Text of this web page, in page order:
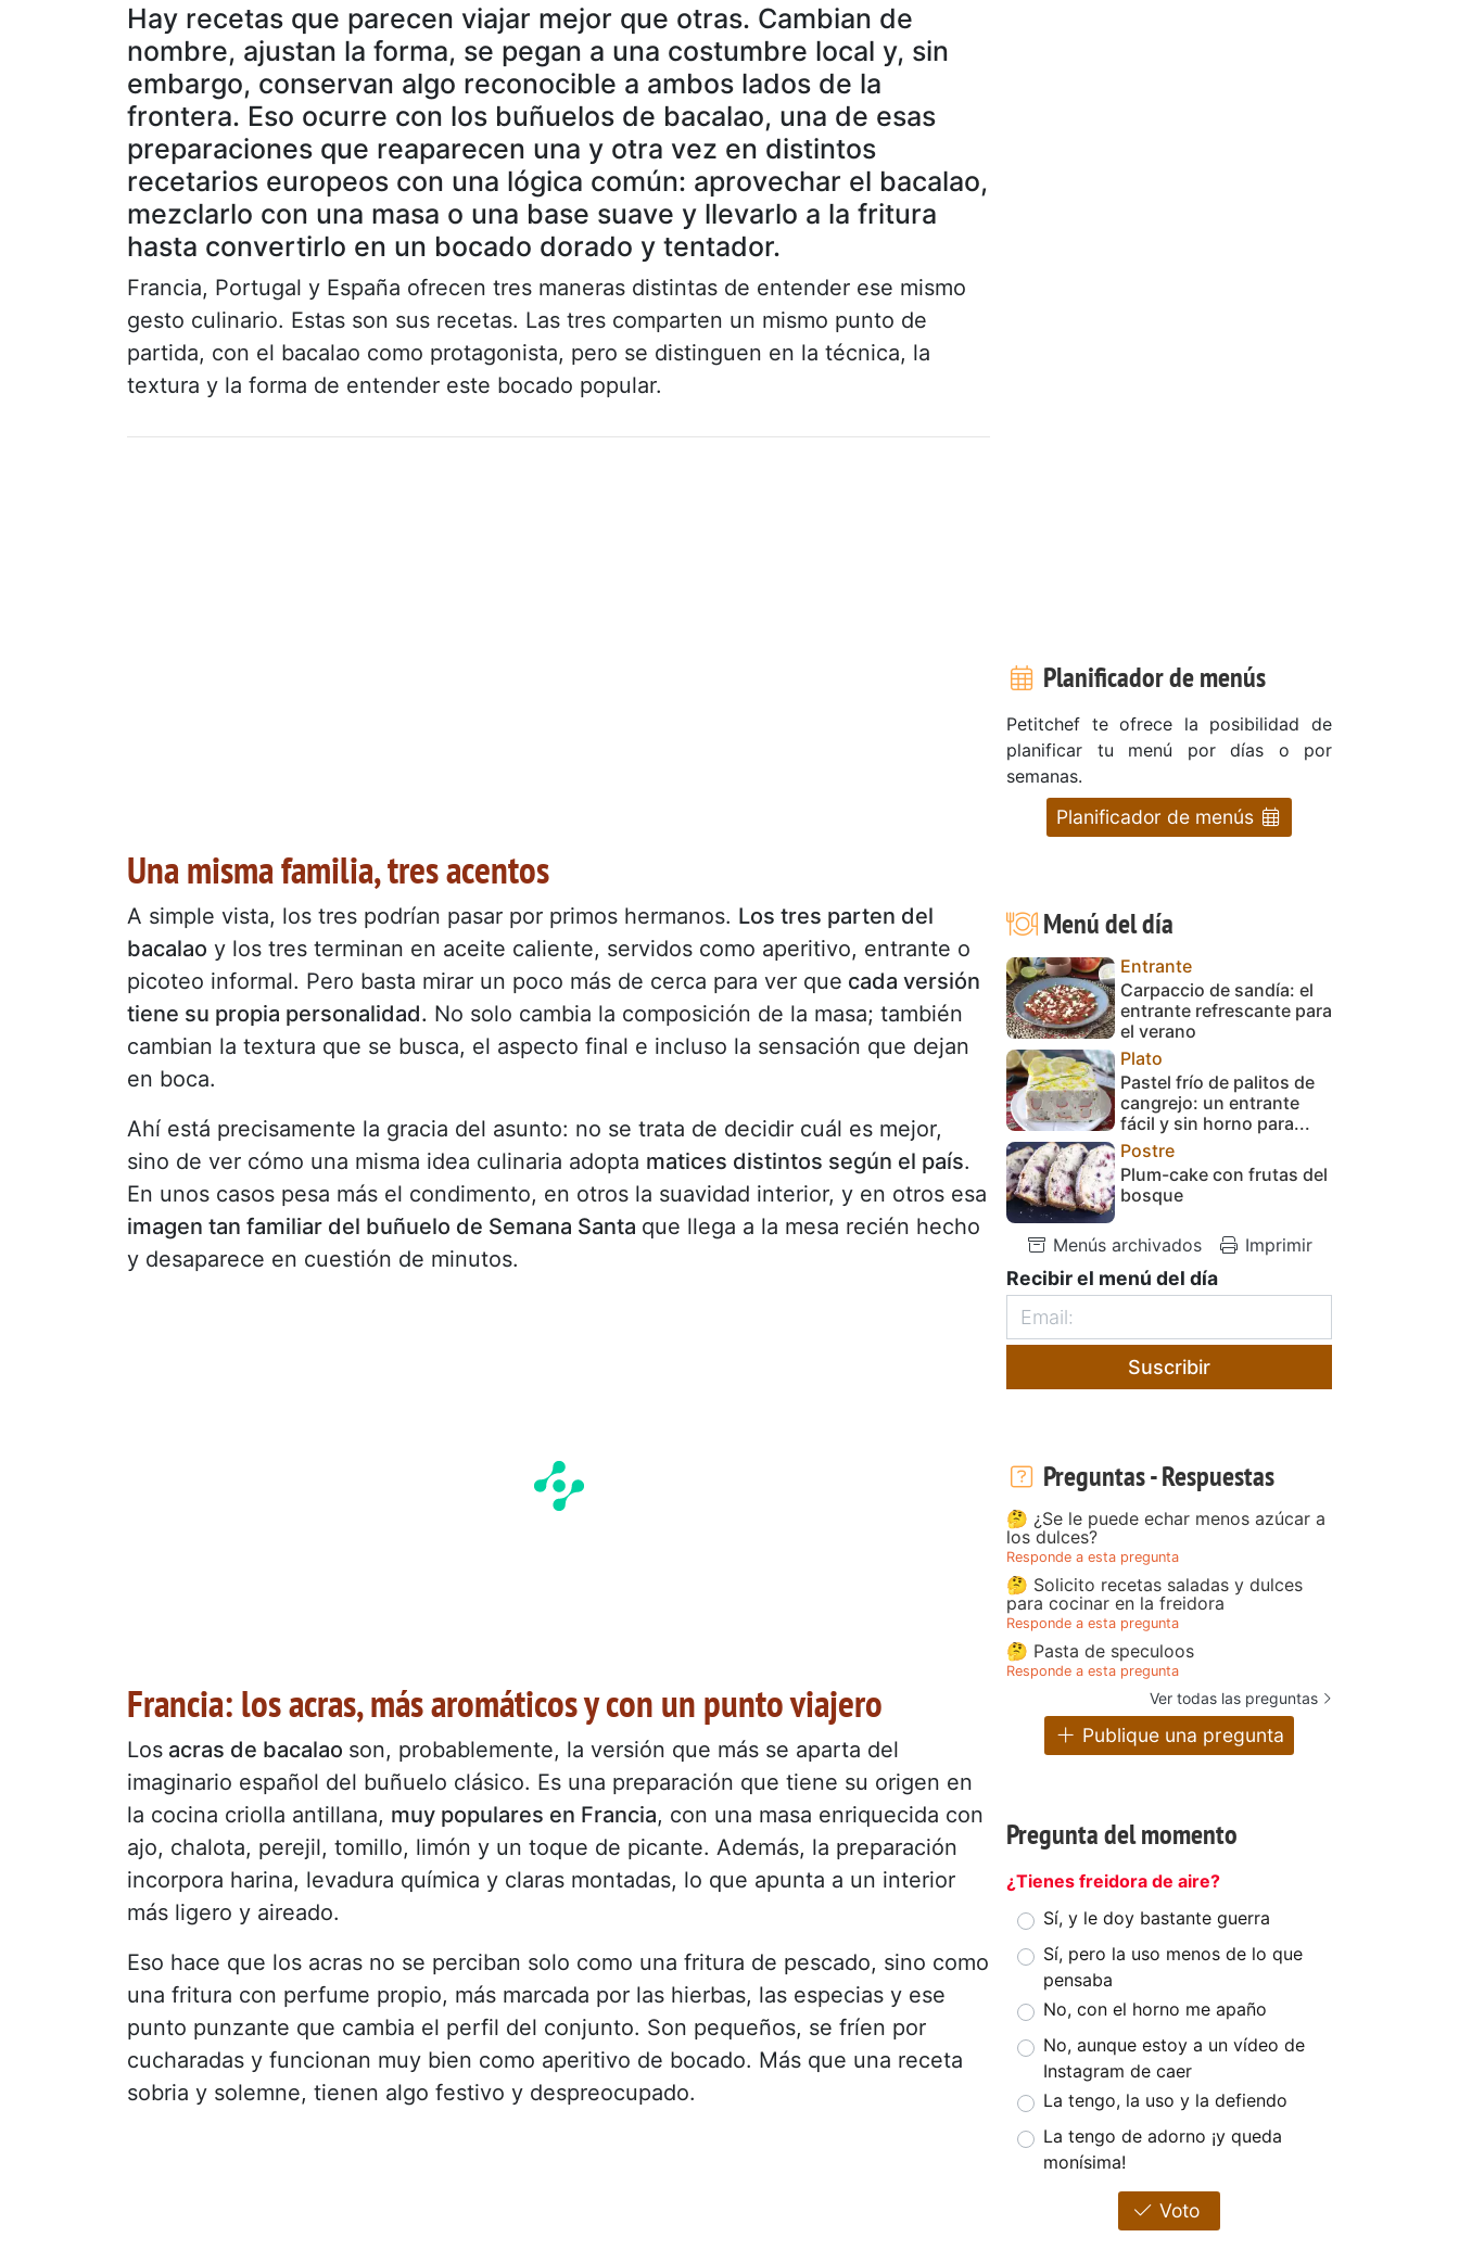
Hay recetas que parecen viajar mejor que otras. Cambian de
nombre, ajustan la forma, se pegan a una costumbre local y, sin
embargo, conservan algo reconocible a ambos lados de la
frontera. Eso ocurre con los buñuelos de bacalao, una de esas
preparaciones que reaparecen una y otra vez en distintos
recetarios europeos con una lógica común: aprovechar el bacalao,
mezclarlo con una masa o una base suave y llevarlo a la fritura
hasta convertirlo en un bocado dorado y tentador.
Francia, Portugal y España ofrecen tres maneras distintas de entender ese mismo
gesto culinario. Estas son sus recetas. Las tres comparten un mismo punto de
partida, con el bacalao como protagonista, pero se distinguen en la técnica, la
textura y la forma de entender este bocado popular.
Una misma familia, tres acentos
A simple vista, los tres podrían pasar por primos hermanos. Los tres parten del
bacalao y los tres terminan en aceite caliente, servidos como aperitivo, entrante o
picoteo informal. Pero basta mirar un poco más de cerca para ver que cada versión
tiene su propia personalidad. No solo cambia la composición de la masa; también
cambian la textura que se busca, el aspecto final e incluso la sensación que dejan
en boca.
Ahí está precisamente la gracia del asunto: no se trata de decidir cuál es mejor,
sino de ver cómo una misma idea culinaria adopta matices distintos según el país.
En unos casos pesa más el condimento, en otros la suavidad interior, y en otros esa
imagen tan familiar del buñuelo de Semana Santa que llega a la mesa recién hecho
y desaparece en cuestión de minutos.
Francia: los acras, más aromáticos y con un punto viajero
Los acras de bacalao son, probablemente, la versión que más se aparta del
imaginario español del buñuelo clásico. Es una preparación que tiene su origen en
la cocina criolla antillana, muy populares en Francia, con una masa enriquecida con
ajo, chalota, perejil, tomillo, limón y un toque de picante. Además, la preparación
incorpora harina, levadura química y claras montadas, lo que apunta a un interior
más ligero y aireado.
Eso hace que los acras no se perciban solo como una fritura de pescado, sino como
una fritura con perfume propio, más marcada por las hierbas, las especias y ese
punto punzante que cambia el perfil del conjunto. Son pequeños, se fríen por
cucharadas y funcionan muy bien como aperitivo de bocado. Más que una receta
sobria y solemne, tienen algo festivo y despreocupado.
Planificador de menús
Petitchef te ofrece la posibilidad de
planificar tu menú por días o por
semanas.
Planificador de menús
Menú del día
Entrante
Carpaccio de sandía: el
entrante refrescante para
el verano
Plato
Pastel frío de palitos de
cangrejo: un entrante
fácil y sin horno para...
Postre
Plum-cake con frutas del
bosque
Menús archivados Imprimir
Recibir el menú del día
Suscribir
Preguntas - Respuestas
🤔 ¿Se le puede echar menos azúcar a
los dulces?
Responde a esta pregunta
🤔 Solicito recetas saladas y dulces
para cocinar en la freidora
Responde a esta pregunta
🤔 Pasta de speculoos
Responde a esta pregunta
Ver todas las preguntas
Publique una pregunta
Pregunta del momento
¿Tienes freidora de aire?
Sí, y le doy bastante guerra
Sí, pero la uso menos de lo que
pensaba
No, con el horno me apaño
No, aunque estoy a un vídeo de
Instagram de caer
La tengo, la uso y la defiendo
La tengo de adorno ¡y queda
monísima!
Voto